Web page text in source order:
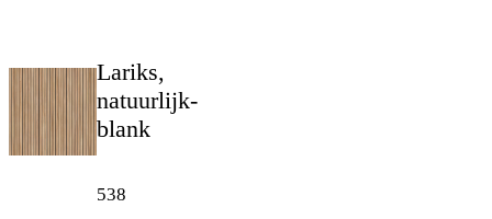
Lariks,
natuurlijk-
blank
538